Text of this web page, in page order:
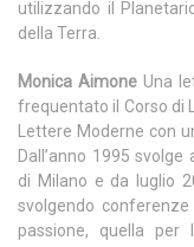
utilizzando il
della Terra.
Monica AimoneUna
frequentato il Corso di
Lettere Moderne con
Dall’anno 1995
di Milano e da luglio
svolgendo
passione, quella